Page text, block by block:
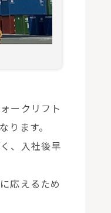
ークリフト
ます。
、入社後早
応えるため